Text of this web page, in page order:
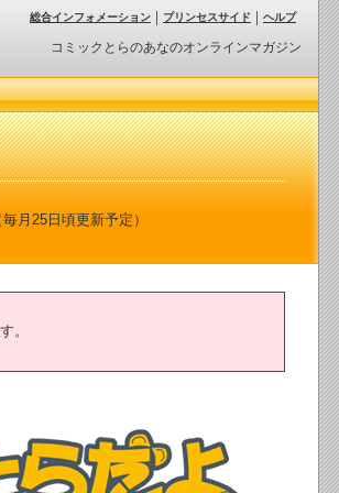
コミックとらのあなのオンラインマガジン
総合インフォメーション プリンセスサイド ヘルプ
月25日頃更新予定）
。